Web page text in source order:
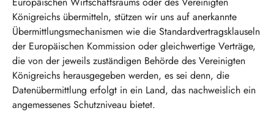
Königreichs übermitteln, stützen wir uns auf anerkannte
Übermittlungsmechanismen wie die Standardvertragsklauseln
der Europäischen Kommission oder gleichwertige Verträge,
die von der jeweils zuständigen Behörde des Vereinigten
Königreichs herausgegeben werden, es sei denn, die
Datenübermittlung erfolgt in ein Land, das nachweislich ein
angemessenes Schutzniveau bietet.